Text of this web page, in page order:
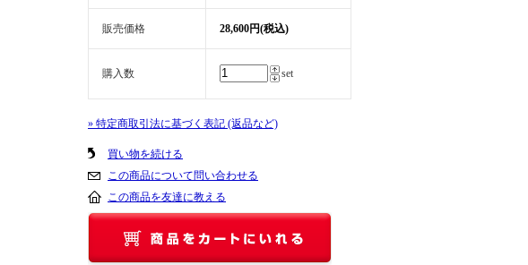
販売価格 28,600円(税込)
購入数 set
» 特定商取引法に基づく表記 (返品など)
買い物を続ける
この商品について問い合わせる
この商品を友達に教える